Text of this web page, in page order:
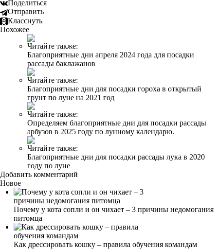
Поделиться
Отправить
Класснуть
Похожее
Читайте также:
Благоприятные дни апреля 2024 года для посадки
рассады баклажанов
Читайте также:
Благоприятные дни для посадки гороха в открытый
грунт по луне на 2021 год
Читайте также:
Определяем благоприятные дни для посадки рассады
арбузов в 2025 году по лунному календарю.
Читайте также:
Благоприятные дни для посадки рассады лука в 2020
году по луне
Добавить комментарий
Новое
Почему у кота сопли и он чихает – 3 причины недомогания
питомца
Как дрессировать кошку – правила обучения командам